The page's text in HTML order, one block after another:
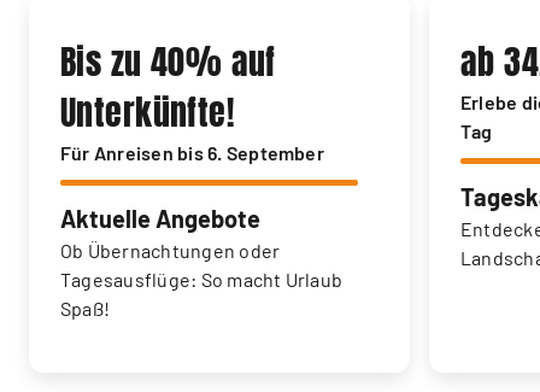
Bis zu 40% auf
Unterkünfte!
Für Anreisen bis 6. September
Aktuelle Angebote
Ob Übernachtungen oder
Tagesausflüge: So macht Urlaub
Spaß!
ab
Erlebe
Tag